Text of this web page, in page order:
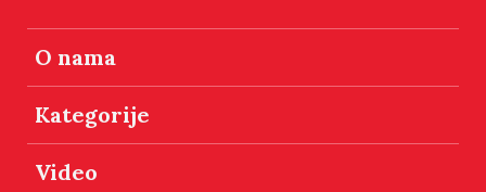
O nama
Kategorije
Video